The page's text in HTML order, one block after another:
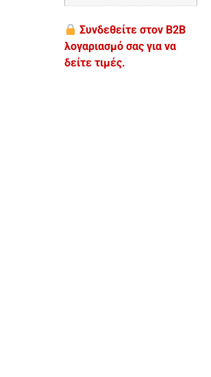
Συνδεθείτε στον B2B
λογαριασμό σας για να
δείτε τιμές.